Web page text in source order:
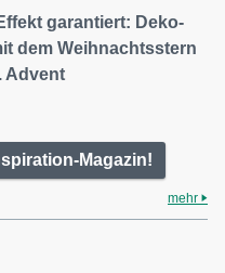
garantiert: Deko-
dem Weihnachtsstern
Advent
Magazin!
mehr